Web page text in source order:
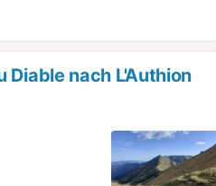
Diable nach L'Authion